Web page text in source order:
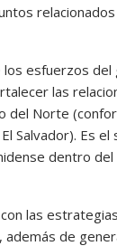
relacionados
esfuerzos del
las
del Norte
Salvador). Es
dentro
las
además de